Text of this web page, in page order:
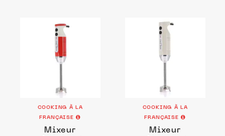
COOKING À LA
FRANÇAISE
Mixeur
COOKING À LA
FRANÇAISE
Mixeur